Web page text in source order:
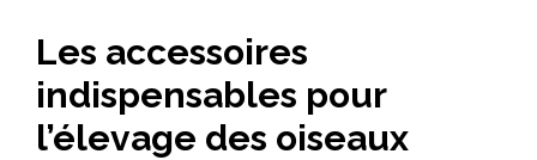
Les accessoires
indispensables pour
l’élevage des oiseaux